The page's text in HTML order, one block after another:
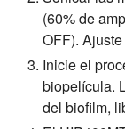
(60% de
OFF).
Inicie el
biopelícula.
del biofilm,